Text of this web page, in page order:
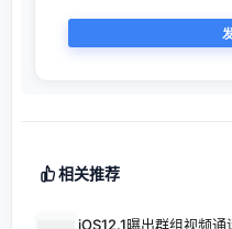
相关推荐
iOS12.1曝出群组视频